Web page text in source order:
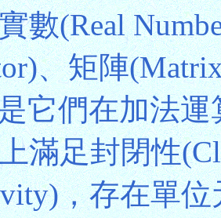
數(Real
、矩陣
它們在加法
滿足封閉性
，存在單